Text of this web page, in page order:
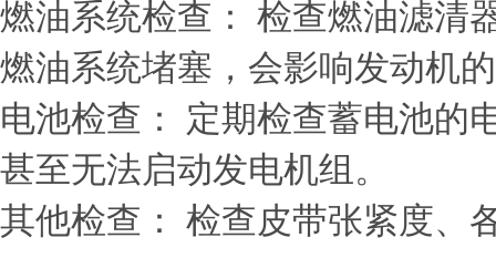
燃油系统检查： 检查燃油滤清
燃油系统堵塞，会影响发动机
电池检查： 定期检查蓄电池的
甚至无法启动发电机组。
其他检查： 检查皮带张紧度、